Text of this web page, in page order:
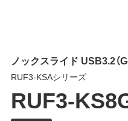
ノックスライド USB3.2（
RUF3-KSAシリーズ
RUF3-